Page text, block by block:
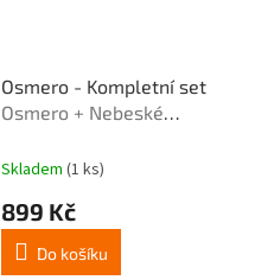
Osmero - Kompletní set
Osmero + Nebeské
kmeny + Figurky
Skladem (1 ks)
899 Kč
Do košíku